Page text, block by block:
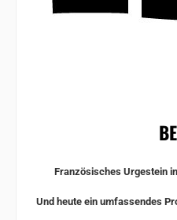
Französisches Urgestein
Und heute ein umfassendes